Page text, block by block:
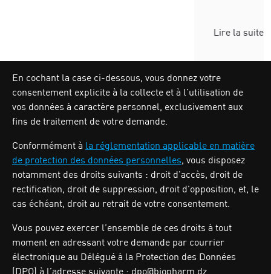
Zone industrielle Oued Smar,Lot N`62, Voie n36, Alger.
Tél : (213) 028 31 00 07
En cochant la case ci-dessous, vous donnez votre
consentement explicite à la collecte et à l’utilisation de
vos données à caractère personnel, exclusivement aux
fins de traitement de votre demande.
Conformément à la réglementation applicable en matière
de protection des données personnelles, vous disposez
notamment des droits suivants : droit d’accès, droit de
rectification, droit de suppression, droit d’opposition, et, le
cas échéant, droit au retrait de votre consentement.
Vous pouvez exercer l’ensemble de ces droits à tout
moment en adressant votre demande par courrier
électronique au Délégué à la Protection des Données
(DPO) à l’adresse suivante : dpo@biopharm.dz.